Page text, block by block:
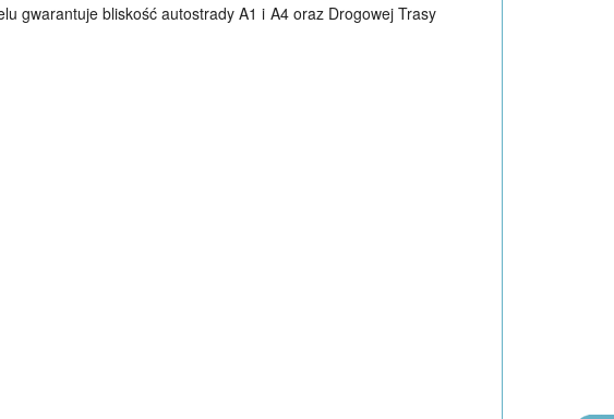
gwarantuje bliskość autostrady A1 i A4 oraz Drogowej Trasy